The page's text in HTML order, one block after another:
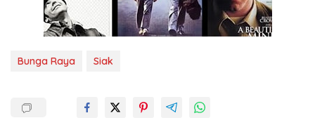
Bunga Raya Siak